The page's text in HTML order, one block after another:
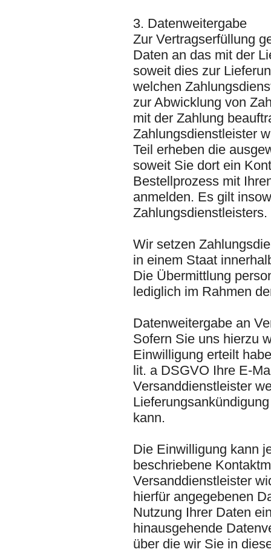
3. Datenweitergabe
Zur Vertragserfüllung
Daten an das mit der
soweit dies zur
welchen
zur Abwicklung von
mit der Zahlung
Zahlungsdienstleister
Teil erheben die
soweit Sie dort ein
Bestellprozess mit
anmelden. Es gilt
Zahlungsdienstleisters.
Wir setzen
in einem Staat
Die Übermittlung
lediglich im Rahmen
Datenweitergabe an
Sofern Sie uns hierzu
Einwilligung erteilt
lit. a DSGVO Ihre E-
Versanddienstleister
kann.
Die Einwilligung kann
beschriebene
Versanddienstleister
hierfür angegebenen
Nutzung Ihrer Daten
hinausgehende
über die wir Sie in